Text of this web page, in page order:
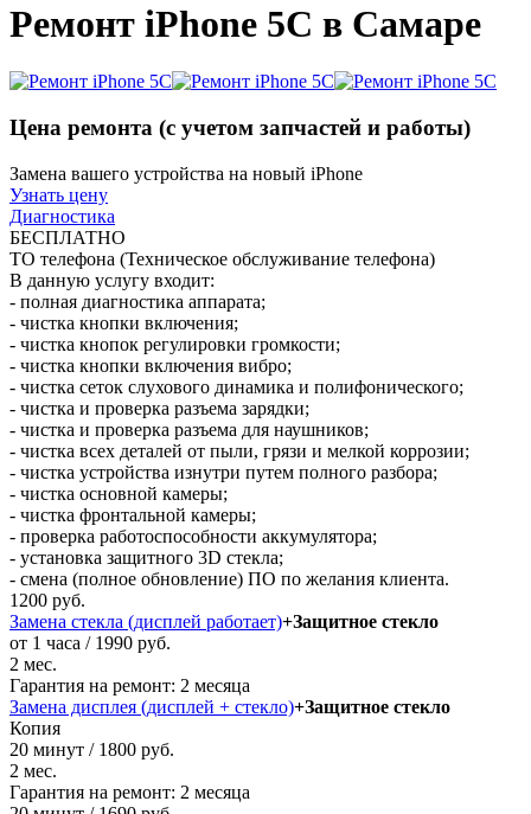
Ремонт iPhone 5C в Самаре
Цена ремонта (с учетом запчастей и работы)
Замена вашего устройства на новый iPhone
Узнать цену
Диагностика
БЕСПЛАТНО
ТО телефона (Техническое обслуживание телефона)
В данную услугу входит:
- полная диагностика аппарата;
- чистка кнопки включения;
- чистка кнопок регулировки громкости;
- чистка кнопки включения вибро;
- чистка сеток слухового динамика и полифонического;
- чистка и проверка разъема зарядки;
- чистка и проверка разъема для наушников;
- чистка всех деталей от пыли, грязи и мелкой коррозии;
- чистка устройства изнутри путем полного разбора;
- чистка основной камеры;
- чистка фронтальной камеры;
- проверка работоспособности аккумулятора;
- установка защитного 3D стекла;
- смена (полное обновление) ПО по желания клиента.
1200 руб.
Замена стекла (дисплей работает)+Защитное стекло
от 1 часа / 1990 руб.
2 мес.
Гарантия на ремонт: 2 месяца
Замена дисплея (дисплей + стекло)+Защитное стекло
Копия
20 минут / 1800 руб.
2 мес.
Гарантия на ремонт: 2 месяца